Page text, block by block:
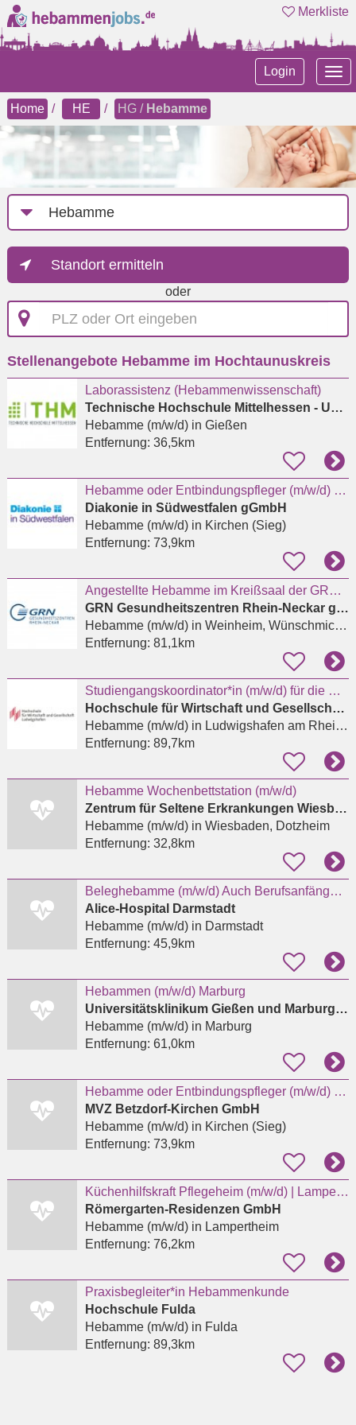
Merkliste
Login
Home HE HG / Hebamme
Job-
Kategorie
Standort ermitteln
oder
PLZ
oder
eingeben
Stellenangebote Hebamme im Hochtaunuskreis
Laborassistenz (Hebammenwissenschaft)
Technische Hochschule Mittelhessen - University of Applied Sciences - THM Business School
Hebamme (m/w/d)in Gießen
Entfernung: 36,5km
Hebamme oder Entbindungspfleger (m/w/d) für das Kreißsaal-Team in Kirchen
Diakonie in Südwestfalen gGmbH
Hebamme (m/w/d)in Kirchen (Sieg)
Entfernung: 73,9km
Angestellte Hebamme im Kreißsaal der GRN-Klinik Weinheim (m/w/d)
GRN Gesundheitszentren Rhein-Neckar gGmbH
Hebamme (m/w/d)in Weinheim, Wünschmichelbach
Entfernung: 81,1km
Studiengangskoordinator*in (m/w/d) für die Masterstudiengänge Hebammenwissenschaft
Hochschule für Wirtschaft und Gesellschaft Ludwigshafen
Hebamme (m/w/d)in Ludwigshafen am Rhein, West
Entfernung: 89,7km
Hebamme Wochenbettstation (m/w/d)
Zentrum für Seltene Erkrankungen Wiesbaden - Prof. Dr. med. Markus Knuf
Hebamme (m/w/d)in Wiesbaden, Dotzheim
Entfernung: 32,8km
Beleghebamme (m/w/d) Auch Berufsanfängerinnen oder Wiedereinsteigerinnen
Alice-Hospital Darmstadt
Hebamme (m/w/d)in Darmstadt
Entfernung: 45,9km
Hebammen (m/w/d) Marburg
Universitätsklinikum Gießen und Marburg GmbH
Hebamme (m/w/d)in Marburg
Entfernung: 61,0km
Hebamme oder Entbindungspfleger (m/w/d) für das Kreißsaal-Team in Kirchen
MVZ Betzdorf-Kirchen GmbH
Hebamme (m/w/d)in Kirchen (Sieg)
Entfernung: 73,9km
Küchenhilfskraft Pflegeheim (m/w/d) | Lampertheim | Vollzeit | Teilzeit | Minijob |
Römergarten-Residenzen GmbH
Hebamme (m/w/d)in Lampertheim
Entfernung: 76,2km
Praxisbegleiter*in Hebammenkunde
Hochschule Fulda
Hebamme (m/w/d)in Fulda
Entfernung: 89,3km